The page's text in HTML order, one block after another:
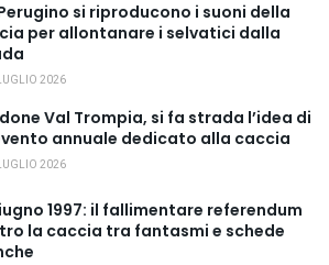
si riproducono i suoni della
per allontanare i selvatici dalla
2026
Val Trompia, si fa strada l’idea di
annuale dedicato alla caccia
2026
1997: il fallimentare referendum
la caccia tra fantasmi e schede